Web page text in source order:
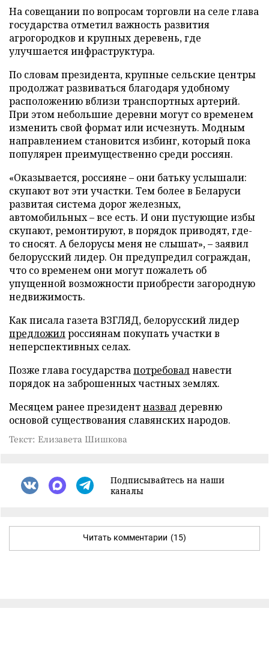
На совещании по вопросам торговли на селе глава
государства отметил важность развития
агрогородков и крупных деревень, где
улучшается инфраструктура.
По словам президента, крупные сельские центры
продолжат развиваться благодаря удобному
расположению вблизи транспортных артерий.
При этом небольшие деревни могут со временем
изменить свой формат или исчезнуть. Модным
направлением становится избинг, который пока
популярен преимущественно среди россиян.
«Оказывается, россияне – они батьку услышали:
скупают вот эти участки. Тем более в Беларуси
развитая система дорог железных,
автомобильных – все есть. И они пустующие избы
скупают, ремонтируют, в порядок приводят, где-
то сносят. А белорусы меня не слышат», – заявил
белорусский лидер. Он предупредил сограждан,
что со временем они могут пожалеть об
упущенной возможности приобрести загородную
недвижимость.
Как писала газета ВЗГЛЯД, белорусский лидер
предложилроссиянам покупать участки в
неперспективных селах.
Позже глава государствапотребовалнавести
порядок на заброшенных частных землях.
Месяцем ранее президентназвал деревню
основой существования славянских народов.
Текст: Елизавета Шишкова
Подписывайтесь на наши
каналы
Читать комментарии (15)